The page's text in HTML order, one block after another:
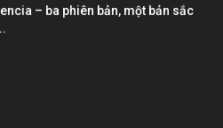
– ba phiên bản, một bản sắc